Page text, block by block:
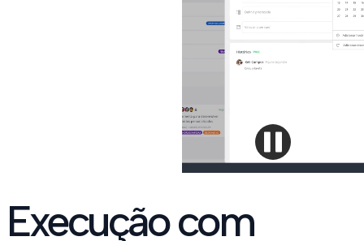
Execução com